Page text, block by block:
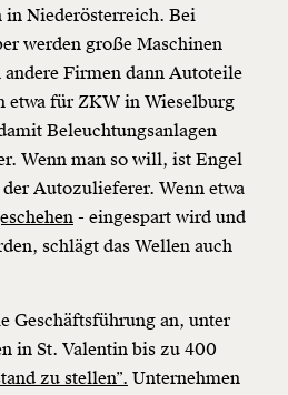
Niederösterreich. Bei
werden große Maschinen
Firmen dann Autoteile
etwa für ZKW in Wieselburg
Beleuchtungsanlagen
Wenn man so will, ist Engel
Autozulieferer. Wenn etwa
- eingespart wird und
schlägt das Wellen auch
Geschäftsführung an, unter
in St. Valentin bis zu 400
zu stellen”. Unternehmen